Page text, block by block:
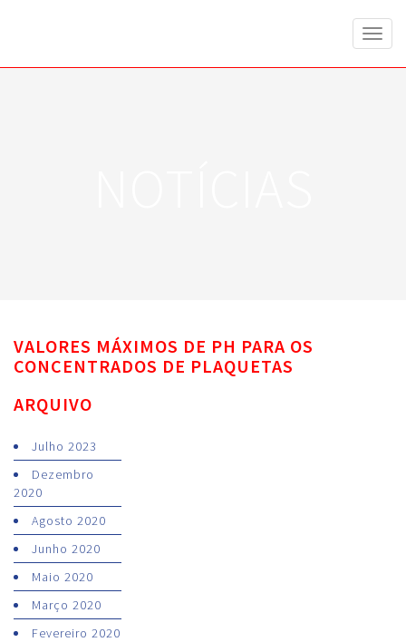
VALORES MÁXIMOS DE PH PARA OS
CONCENTRADOS DE PLAQUETAS
ARQUIVO
Julho 2023
Dezembro
2020
Agosto 2020
Junho 2020
Maio 2020
Março 2020
Fevereiro 2020